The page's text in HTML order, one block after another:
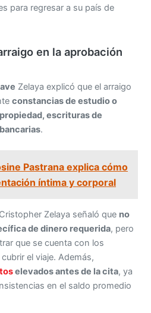
para regresar a su país de
en la aprobación
Zelaya explicó que el arraigo
constancias de estudio o
escrituras de
.
Pastrana explica cómo
íntima y corporal
Zelaya señaló que no
de dinero requerida, pero
que se cuenta con los
el viaje. Además,
elevados antes de la cita, ya
en el saldo promedio